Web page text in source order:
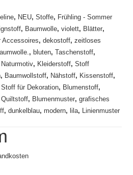
, NEU,Stoffe, Frühling - Sommer
, Baumwolle,violett, Blätter,
Accessoires,dekostoff,zeitloses
, bluten,Taschenstoff,
Naturmotiv, Kleiderstoff,Stoff
, Baumwollstoff, Nähstoff, Kissenstoff,
Stoff für Dekoration, Blumenstoff,
Quiltstoff, Blumenmuster,grafisches
,dunkelblau,modern, lila, Linienmuster